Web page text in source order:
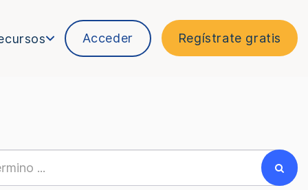
Regístrate gratis
Acceder